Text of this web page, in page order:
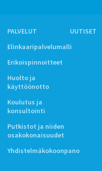
PALVELUT
Elinkaaripalvelumalli
Erikoispinnoitteet
Huolto ja
käyttöönotto
Koulutus ja
konsultointi
Putkistot ja niiden
osakokonaisuudet
Yhdistelmäkokoonpano
UUTISET